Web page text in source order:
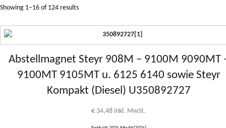
Showing 1–16 of 124 results
Abstellmagnet Steyr 908M – 9100M 9090MT
9100MT 9105MT u. 6125 6140 sowie Steyr
Kompakt (Diesel) U350892727
€ 34,48 inkl. MwSt.